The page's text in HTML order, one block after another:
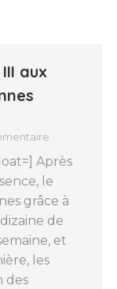
aux
Après
le
grâce à
de
et
les
des